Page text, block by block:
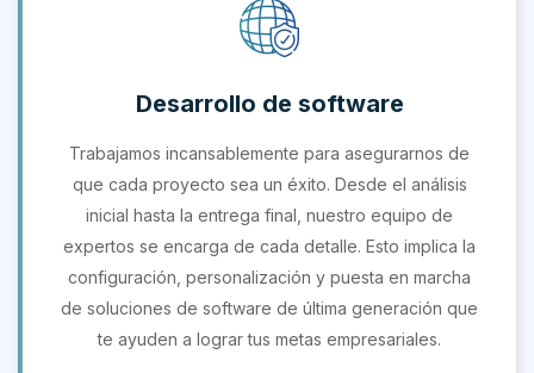
Desarrollo de software
Trabajamos incansablemente para asegurarnos de
que cada proyecto sea un éxito. Desde el análisis
inicial hasta la entrega final, nuestro equipo de
expertos se encarga de cada detalle. Esto implica la
configuración, personalización y puesta en marcha
de soluciones de software de última generación que
te ayuden a lograr tus metas empresariales.